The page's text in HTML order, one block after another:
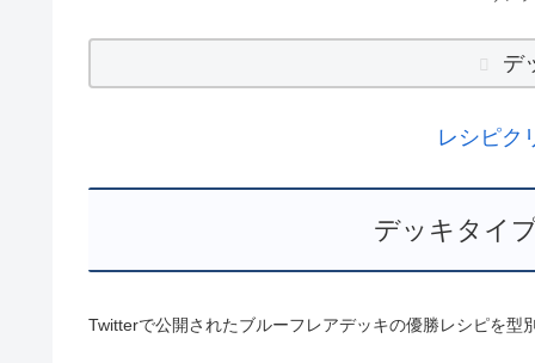
デ
レシピク
デッキタイ
Twitterで公開されたブルーフレアデッキの優勝レシピを型